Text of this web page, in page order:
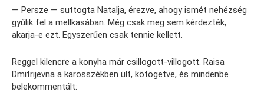
— Persze — suttogta Natalja, érezve, ahogy ismét nehézség
gyűlik fel a mellkasában. Még csak meg sem kérdezték,
akarja-e ezt. Egyszerűen csak tennie kellett.
Reggel kilencre a konyha már csillogott-villogott. Raisa
Dmitrijevna a karosszékben ült, kötögetve, és mindenbe
belekommentált: